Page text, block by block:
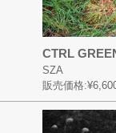
CTRL
SZA
販売価格: